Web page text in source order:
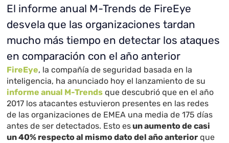
El informe anual M-Trends de FireEye
desvela que las organizaciones tardan
mucho más tiempo en detectar los ataques
en comparación con el año anterior
FireEye, la compañía de seguridad basada en la
inteligencia, ha anunciado hoy el lanzamiento de su
informe anual M-Trends que descubrió que en el año
2017 los atacantes estuvieron presentes en las redes
de las organizaciones de EMEA una media de 175 días
antes de ser detectados. Esto esun aumento de casi
un 40% respecto al mismo dato del año anterior que